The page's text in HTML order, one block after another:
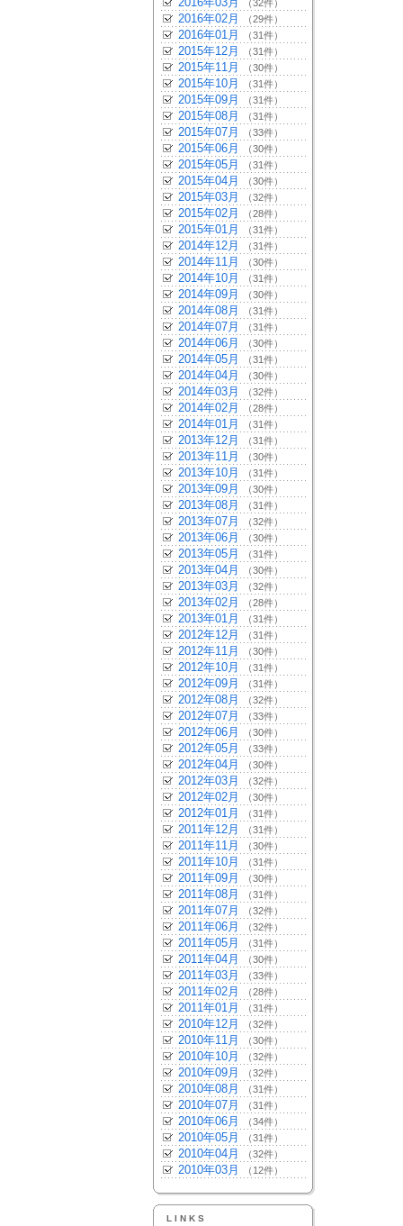
（32件）
2016年02月 （29件）
2016年01月 （31件）
2015年12月 （31件）
2015年11月 （30件）
2015年10月 （31件）
2015年09月 （31件）
2015年08月 （31件）
2015年07月 （33件）
2015年06月 （30件）
2015年05月 （31件）
2015年04月 （30件）
2015年03月 （32件）
2015年02月 （28件）
2015年01月 （31件）
2014年12月 （31件）
2014年11月 （30件）
2014年10月 （31件）
2014年09月 （30件）
2014年08月 （31件）
2014年07月 （31件）
2014年06月 （30件）
2014年05月 （31件）
2014年04月 （30件）
2014年03月 （32件）
2014年02月 （28件）
2014年01月 （31件）
2013年12月 （31件）
2013年11月 （30件）
2013年10月 （31件）
2013年09月 （30件）
2013年08月 （31件）
2013年07月 （32件）
2013年06月 （30件）
2013年05月 （31件）
2013年04月 （30件）
2013年03月 （32件）
2013年02月 （28件）
2013年01月 （31件）
2012年12月 （31件）
2012年11月 （30件）
2012年10月 （31件）
2012年09月 （31件）
2012年08月 （32件）
2012年07月 （33件）
2012年06月 （30件）
2012年05月 （33件）
2012年04月 （30件）
2012年03月 （32件）
2012年02月 （30件）
2012年01月 （31件）
2011年12月 （31件）
2011年11月 （30件）
2011年10月 （31件）
2011年09月 （30件）
2011年08月 （31件）
2011年07月 （32件）
2011年06月 （32件）
2011年05月 （31件）
2011年04月 （30件）
2011年03月 （33件）
2011年02月 （28件）
2011年01月 （31件）
2010年12月 （32件）
2010年11月 （30件）
2010年10月 （32件）
2010年09月 （32件）
2010年08月 （31件）
2010年07月 （31件）
2010年06月 （34件）
2010年05月 （31件）
2010年04月 （32件）
2010年03月 （12件）
LINKS